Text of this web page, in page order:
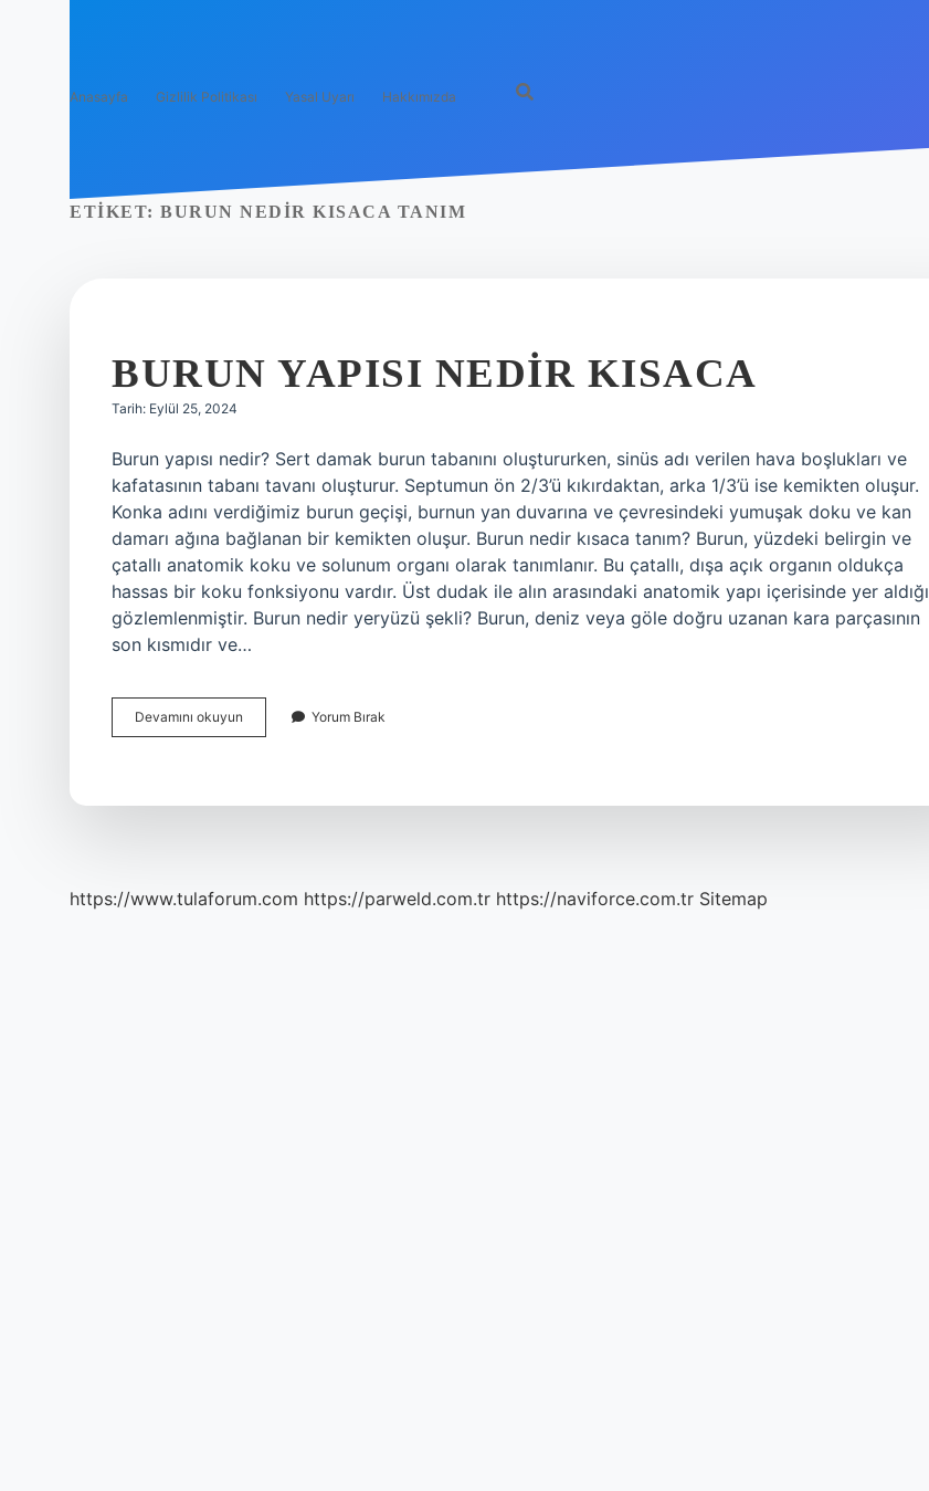
Anasayfa Gizlilik Politikası Yasal Uyarı Hakkımızda
ETIKET: BURUN NEDIR KISACA TANIM
BURUN YAPISI NEDIR KISACA
Tarih: Eylül 25, 2024
Burun yapısı nedir? Sert damak burun tabanını oluştururken, sinüs adı verilen hava boşlukları ve
kafatasının tabanı tavanı oluşturur. Septumun ön 2/3’ü kıkırdaktan, arka 1/3’ü ise kemikten oluşur.
Konka adını verdiğimiz burun geçişi, burnun yan duvarına ve çevresindeki yumuşak doku ve kan
damarı ağına bağlanan bir kemikten oluşur. Burun nedir kısaca tanım? Burun, yüzdeki belirgin ve
çatallı anatomik koku ve solunum organı olarak tanımlanır. Bu çatallı, dışa açık organın oldukça
hassas bir koku fonksiyonu vardır. Üst dudak ile alın arasındaki anatomik yapı içerisinde yer aldığı
gözlemlenmiştir. Burun nedir yeryüzü şekli? Burun, deniz veya göle doğru uzanan kara parçasının
son kısmıdır ve…
Devamını okuyun
Yapısı
Yorum Bırak
https://www.tulaforum.com https://parweld.com.tr https://naviforce.com.tr Sitemap